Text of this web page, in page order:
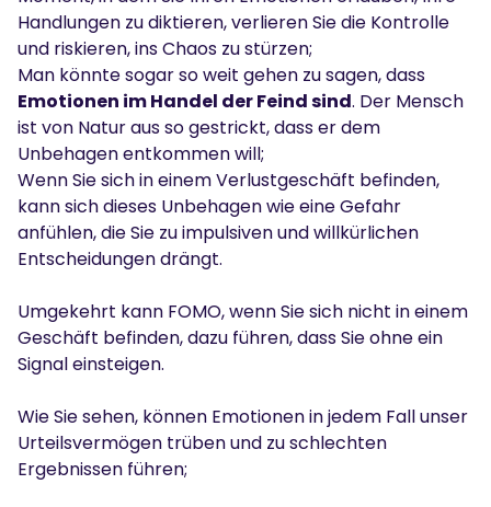
Handlungen zu diktieren, verlieren Sie die Kontrolle
und riskieren, ins Chaos zu stürzen;
Man könnte sogar so weit gehen zu sagen, dass
Emotionen im Handel der Feind sind. Der Mensch
ist von Natur aus so gestrickt, dass er dem
Unbehagen entkommen will;
Wenn Sie sich in einem Verlustgeschäft befinden,
kann sich dieses Unbehagen wie eine Gefahr
anfühlen, die Sie zu impulsiven und willkürlichen
Entscheidungen drängt.
Umgekehrt kann FOMO, wenn Sie sich nicht in einem
Geschäft befinden, dazu führen, dass Sie ohne ein
Signal einsteigen.
Wie Sie sehen, können Emotionen in jedem Fall unser
Urteilsvermögen trüben und zu schlechten
Ergebnissen führen;